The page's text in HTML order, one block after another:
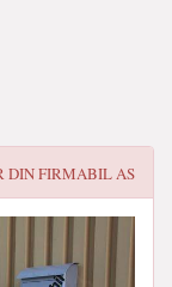
DIN FIRMABIL AS